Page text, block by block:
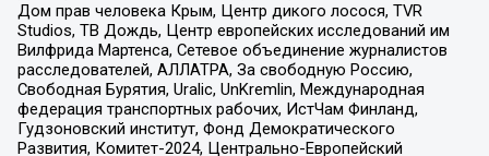
Дом прав человека Крым, Центр дикого лосося, TVR
Studios, ТВ Дождь, Центр европейских исследований им
Вилфрида Мартенса, Сетевое объединение журналистов
расследователей, АЛЛАТРА, За свободную Россию,
Свободная Бурятия, Uralic, UnKremlin, Международная
федерация транспортных рабочих, ИстЧам Финланд,
Гудзоновский институт, Фонд Демократического
Развития, Комитет-2024, Центрально-Европейский